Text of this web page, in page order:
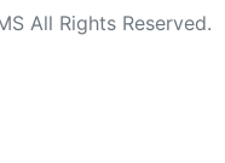
All Rights Reserved.